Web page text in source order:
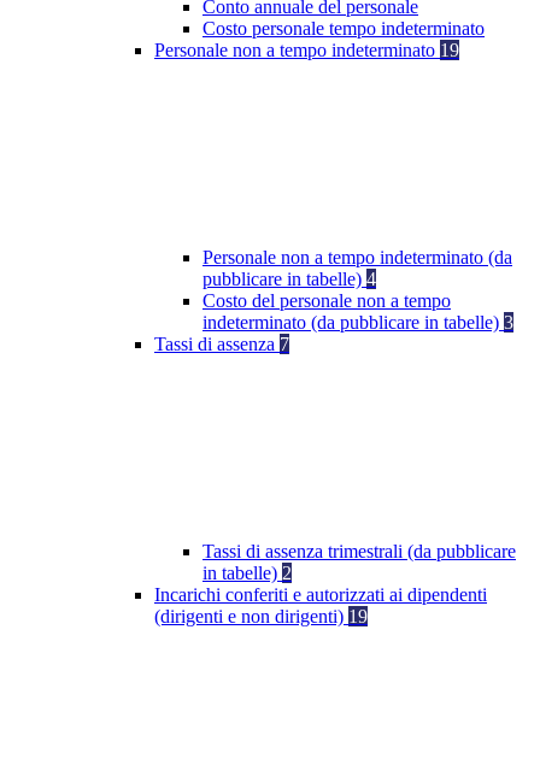
Conto annuale del personale
Costo personale tempo indeterminato
Personale non a tempo indeterminato 19
Personale non a tempo indeterminato (da
pubblicare in tabelle) 4
Costo del personale non a tempo
indeterminato (da pubblicare in tabelle) 3
Tassi di assenza 7
Tassi di assenza trimestrali (da pubblicare
in tabelle) 2
Incarichi conferiti e autorizzati ai dipendenti
(dirigenti e non dirigenti) 19